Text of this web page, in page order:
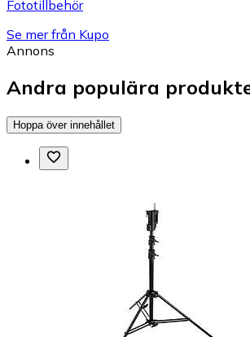
Fototillbehör
Se mer från Kupo
Annons
Andra populära
Hoppa över innehållet